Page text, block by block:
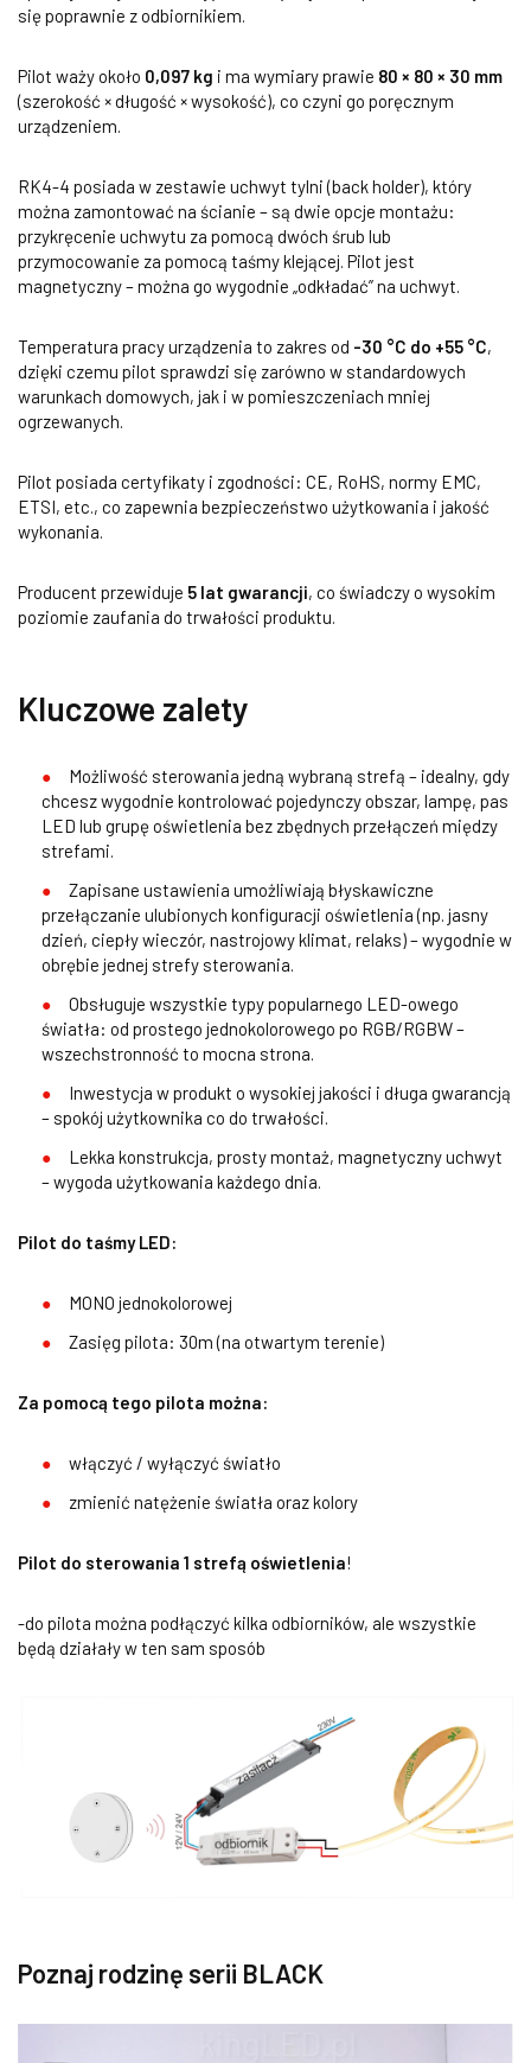
się poprawnie z odbiornikiem.
Pilot waży około 0,097 kg i ma wymiary prawie 80 × 80 × 30 mm
(szerokość × długość × wysokość), co czyni go poręcznym
urządzeniem.
RK4-4 posiada w zestawie uchwyt tylni (back holder), który
można zamontować na ścianie – są dwie opcje montażu:
przykręcenie uchwytu za pomocą dwóch śrub lub
przymocowanie za pomocą taśmy klejącej. Pilot jest
magnetyczny – można go wygodnie „odkładać” na uchwyt.
Temperatura pracy urządzenia to zakres od -30 °C do +55 °C,
dzięki czemu pilot sprawdzi się zarówno w standardowych
warunkach domowych, jak i w pomieszczeniach mniej
ogrzewanych.
Pilot posiada certyfikaty i zgodności: CE, RoHS, normy EMC,
ETSI, etc., co zapewnia bezpieczeństwo użytkowania i jakość
wykonania.
Producent przewiduje 5 lat gwarancji, co świadczy o wysokim
poziomie zaufania do trwałości produktu.
Kluczowe zalety
Możliwość sterowania jedną wybraną strefą – idealny, gdy
chcesz wygodnie kontrolować pojedynczy obszar, lampę, pas
LED lub grupę oświetlenia bez zbędnych przełączeń między
strefami.
Zapisane ustawienia umożliwiają błyskawiczne
przełączanie ulubionych konfiguracji oświetlenia (np. jasny
dzień, ciepły wieczór, nastrojowy klimat, relaks) – wygodnie w
obrębie jednej strefy sterowania.
Obsługuje wszystkie typy popularnego LED-owego
światła: od prostego jednokolorowego po RGB/RGBW –
wszechstronność to mocna strona.
Inwestycja w produkt o wysokiej jakości i długa gwarancją
– spokój użytkownika co do trwałości.
Lekka konstrukcja, prosty montaż, magnetyczny uchwyt
– wygoda użytkowania każdego dnia.
Pilot do taśmy LED:
MONO jednokolorowej
Zasięg pilota: 30m (na otwartym terenie)
Za pomocą tego pilota można:
włączyć / wyłączyć światło
zmienić natężenie światła oraz kolory
Pilot do sterowania 1 strefą oświetlenia!
-do pilota można podłączyć kilka odbiorników, ale wszystkie
będą działały w ten sam sposób
Poznaj rodzinę serii BLACK